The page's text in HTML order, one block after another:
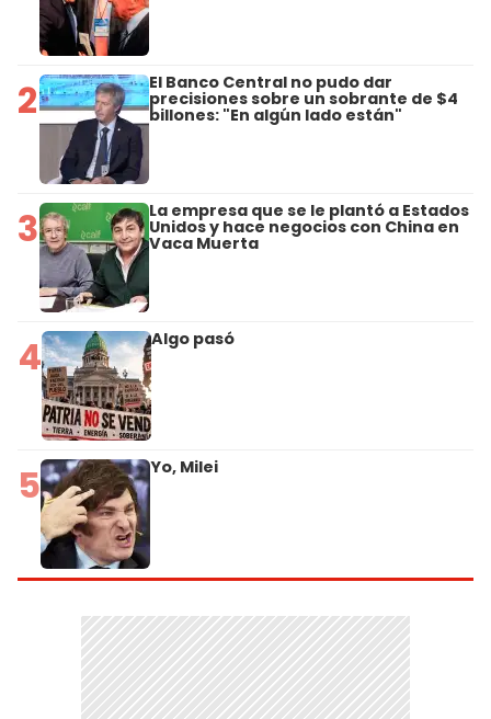
2 El Banco Central no pudo dar
precisiones sobre un sobrante de $4
billones: "En algún lado están"
3 La empresa que se le plantó a Estados
Unidos y hace negocios con China en
Vaca Muerta
4 Algo pasó
5 Yo, Milei